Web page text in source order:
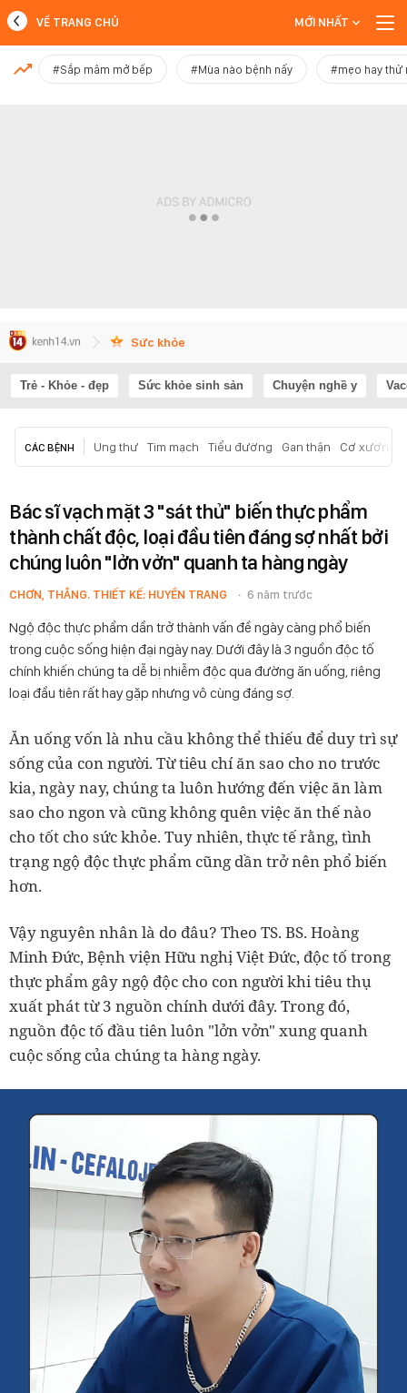
MỚI NHẤT
VỀ TRANG CHỦ MỚI NHẤT
#Sắp mâm mở bếp #Mùa nào bệnh nấy #mẹo hay thử
Sức khỏe
Trẻ - Khỏe - đẹp Sức khỏe sinh sản Chuyện nghề y
CÁC BỆNH Ung thư Tim mạch Tiểu đường Gan thận Cơ xương
Bác sĩ vạch mặt 3 "sát thủ" biến thực phẩm
thành chất độc, loại đầu tiên đáng sợ nhất bởi
chúng luôn "lởn vởn" quanh ta hàng ngày
CHƠN, THẮNG. THIẾT KẾ: HUYỀN TRANG 6 năm trước
Ngộ độc thực phẩm dần trở thành vấn đề ngày càng phổ biến
trong cuộc sống hiện đại ngày nay. Dưới đây là 3 nguồn độc tố
chính khiến chúng ta dễ bị nhiễm độc qua đường ăn uống, riêng
loại đầu tiên rất hay gặp nhưng vô cùng đáng sợ.
Ăn uống vốn là nhu cầu không thể thiếu để duy trì sự
sống của con người. Từ tiêu chí ăn sao cho no trước
kia, ngày nay, chúng ta luôn hướng đến việc ăn làm
sao cho ngon và cũng không quên việc ăn thế nào
cho tốt cho sức khỏe. Tuy nhiên, thực tế rằng, tình
trạng ngộ độc thực phẩm cũng dần trở nên phổ biến
hơn.
Vậy nguyên nhân là do đâu? Theo TS. BS. Hoàng
Minh Đức, Bệnh viện Hữu nghị Việt Đức, độc tố trong
thực phẩm gây ngộ độc cho con người khi tiêu thụ
xuất phát từ 3 nguồn chính dưới đây. Trong đó,
nguồn độc tố đầu tiên luôn "lởn vởn" xung quanh
cuộc sống của chúng ta hàng ngày.